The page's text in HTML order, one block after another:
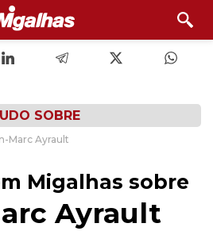
SOBRE
Marc Ayrault
Migalhas sobre
Ayrault